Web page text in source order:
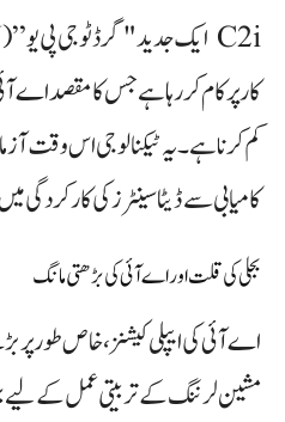
کار پر کام کر رہا ہے جس کا مقصد اے
کم کرنا ہے۔ یہ ٹیکنالوجی اس وقت
کامیابی سے ڈیٹا سینٹرز کی کارکردگی
بجلی کی قلت اور اے آئی کی بڑھتی مانگ
مشین لرننگ کے تربیتی عمل کے لیے